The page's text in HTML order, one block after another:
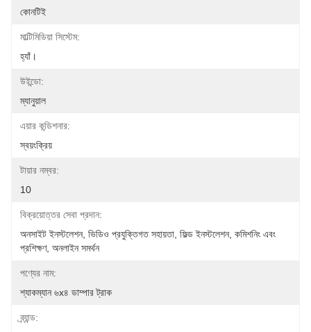
কোনটিই
মাল্টিমিডিয়া সিস্টেম:
হ্যাঁ।
উইন্ডো:
ম্যানুয়াল
এয়ার কন্ডিশনার:
স্বয়ংক্রিয়
টায়ার নম্বর:
10
বিক্রয়োত্তর সেবা প্রদান:
অনসাইট ইনস্টলেশন, ভিডিও প্রযুক্তিগত সহায়তা, ফিল্ড ইনস্টলেশন, কমিশনিং এবং
প্রশিক্ষণ, অনলাইন সমর্থন
পণ্যের নাম:
শ্যাকম্যান ৬x৪ ডাম্পার ট্রাক
ব্র্যান্ড: